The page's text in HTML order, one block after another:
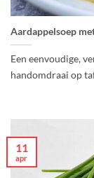
Aardappelsoep
Een eenvoudige,
handomdraai op
11
apr